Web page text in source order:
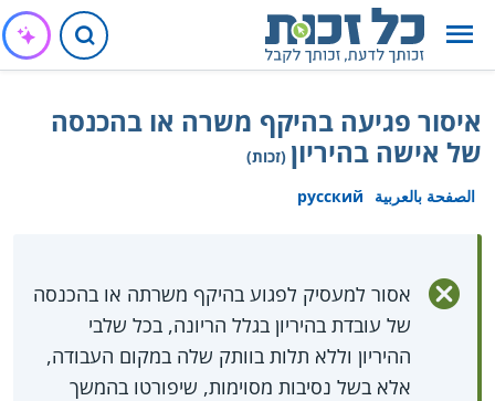
איסור פגיעה בהיקף משרה או בהכנסה
של אישה בהיריון (זכות)
الصفحة بالعربية
русский
אסור למעסיק לפגוע בהיקף משרתה או בהכנסה
של עובדת בהיריון בגלל הריונה, בכל שלבי
ההיריון וללא תלות בוותק שלה במקום העבודה,
אלא בשל נסיבות מסוימות, שיפורטו בהמשך